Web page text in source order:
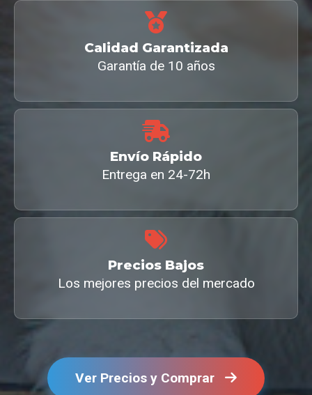
Calidad Garantizada
Garantía de 10 años
Envío Rápido
Entrega en 24-72h
Precios Bajos
Los mejores precios del mercado
Ver Precios y Comprar